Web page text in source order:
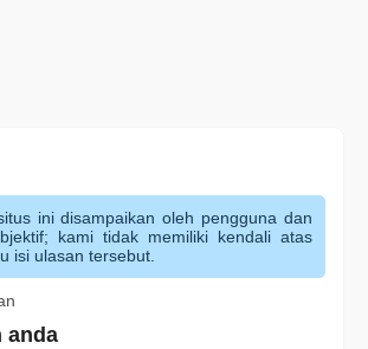
ini disampaikan oleh pengguna dan
kami tidak memiliki kendali atas
isi ulasan tersebut.
anda